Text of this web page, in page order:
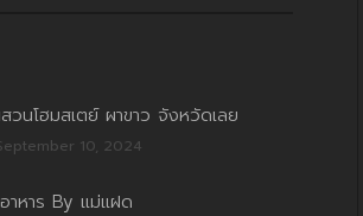
วนโฮมสเตย์ ผาขาว จังหวัดเลย
10, 2024
าหาร By แม่แฝด